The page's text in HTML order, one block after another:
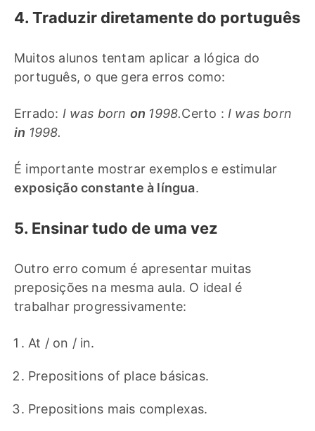
4. Traduzir diretamente do português
Muitos alunos tentam aplicar a lógica do
português, o que gera erros como:
Errado: I was born on 1998.Certo : I was born
in 1998.
É importante mostrar exemplos e estimular
exposição constante à língua.
5. Ensinar tudo de uma vez
Outro erro comum é apresentar muitas
preposições na mesma aula. O ideal é
trabalhar progressivamente:
At / on / in.
Prepositions of place básicas.
Prepositions mais complexas.